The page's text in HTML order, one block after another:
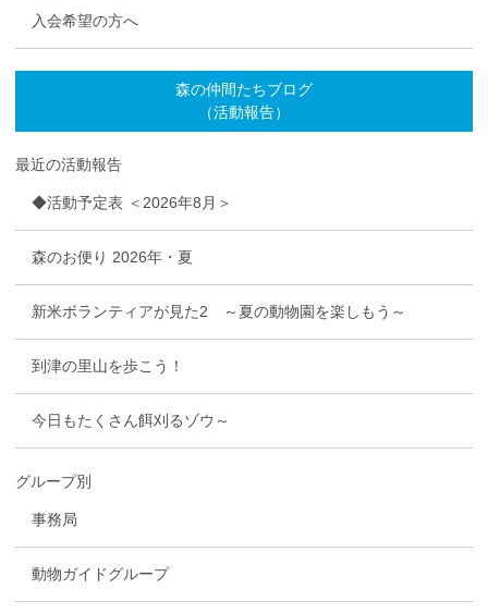
入会希望の方へ
森の仲間たちブログ
（活動報告）
最近の活動報告
◆活動予定表 ＜2026年8月＞
森のお便り 2026年・夏
新米ボランティアが見た2 ～夏の動物園を楽しもう～
到津の里山を歩こう！
今日もたくさん餌刈るゾウ～
グループ別
事務局
動物ガイドグループ